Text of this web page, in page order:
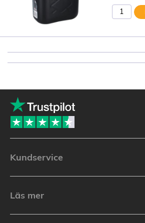
Kundservice
Läs mer